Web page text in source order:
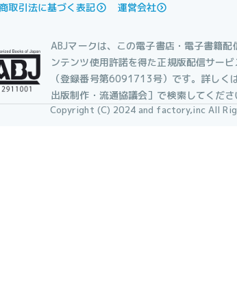
取引法に基づく表記
運営会社
ABJマークは、この電子書店・電子書籍
ンテンツ使用許諾を得た正規版配信サー
（登録番号第6091713号）です。詳しく
出版制作・流通協議会］で検索してくださ
Copyright (C) 2024 and factory,inc All